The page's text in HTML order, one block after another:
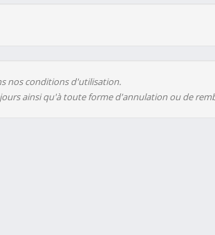
nos conditions d'utilisation.
ainsi qu'à toute forme d'annulation ou de